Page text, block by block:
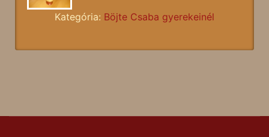
Kategória: Böjte Csaba gyerekeinél